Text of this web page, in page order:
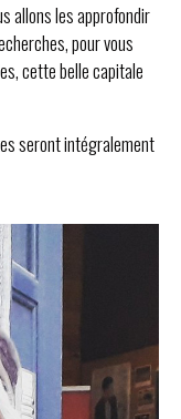
allons les approfondir
pour vous
cette belle capitale
seront intégralement